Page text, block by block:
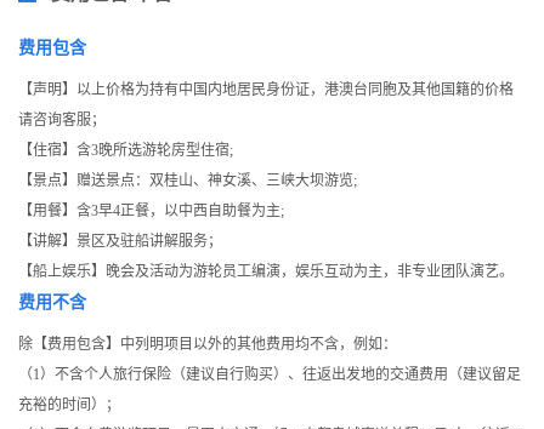
费用包含
【声明】以上价格为持有中国内地居民身份证，港澳台同胞及其他国籍的价格
请咨询客服；
【住宿】含3晚所选游轮房型住宿;
【景点】赠送景点：双桂山、神女溪、三峡大坝游览;
【用餐】含3早4正餐，以中西自助餐为主;
【讲解】景区及驻船讲解服务；
【船上娱乐】晚会及活动为游轮员工编演，娱乐互动为主，非专业团队演艺。
费用不含
除【费用包含】中列明项目以外的其他费用均不含，例如：
（1）不含个人旅行保险（建议自行购买）、往返出发地的交通费用（建议留足
充裕的时间）；